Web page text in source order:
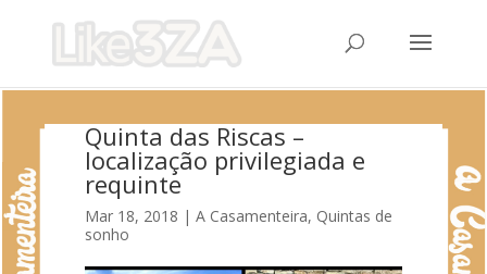
Quinta das Riscas –
localização privilegiada e
requinte
Mar 18, 2018 | A Casamenteira, Quintas de
sonho